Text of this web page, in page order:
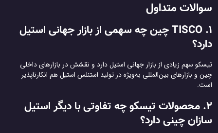
سوالات متداول
1. TISCO چین چه سهمی از بازار جهانی استیل
دارد؟
تیسکو سهم زیادی از بازار جهانی استیل دارد و نقشش در بازارهای داخلی
چین و بازارهای بین‌المللی به‌ویژه در تولید استنلس استیل هم انکارناپذیر
است.
2. محصولات تیسکو چه تفاوتی با دیگر استیل
سازان چینی دارد؟